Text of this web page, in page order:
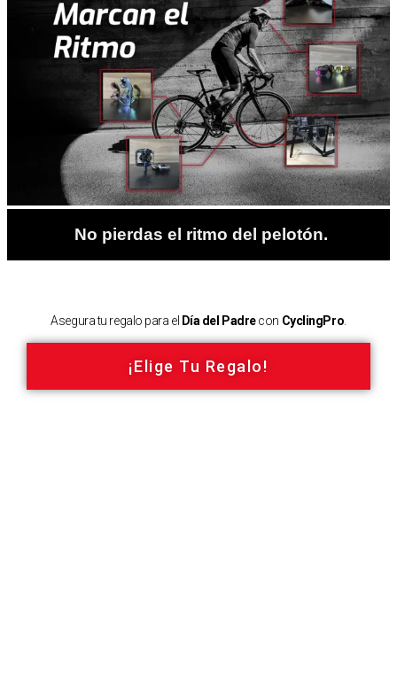
No pierdas el ritmo del pelotón.
Asegura tu regalo para el Día del Padrecon CyclingPro.
¡Elige Tu Regalo!